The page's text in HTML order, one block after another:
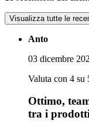
Visualizza tutte le
Anto
03 dicembre
Valuta con 4 su
Ottimo,
tra i